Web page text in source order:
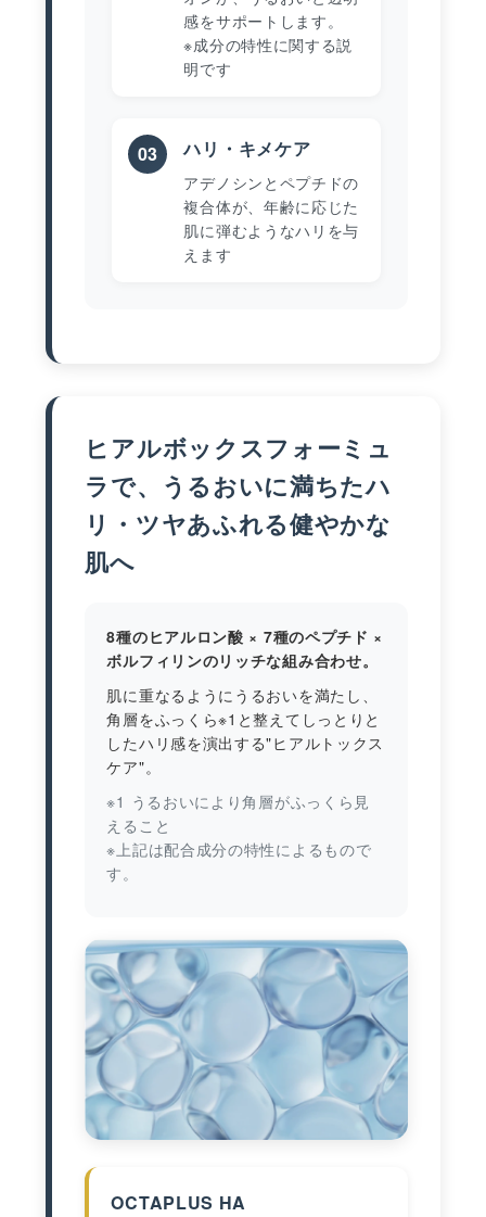
感をサポートします。
※成分の特性に関する説
明です
03 ハリ・キメケア
アデノシンとペプチドの
複合体が、年齢に応じた
肌に弾むようなハリを与
えます
ヒアルボックスフォーミュ
ラで、うるおいに満ちたハ
リ・ツヤあふれる健やかな
肌へ
8種のヒアルロン酸 × 7種のペプチド ×
ボルフィリンのリッチな組み合わせ。
肌に重なるようにうるおいを満たし、
角層をふっくら※1と整えてしっとりと
したハリ感を演出する"ヒアルトックス
ケア"。
※1 うるおいにより角層がふっくら見
えること
※上記は配合成分の特性によるもので
す。
OCTAPLUS HA